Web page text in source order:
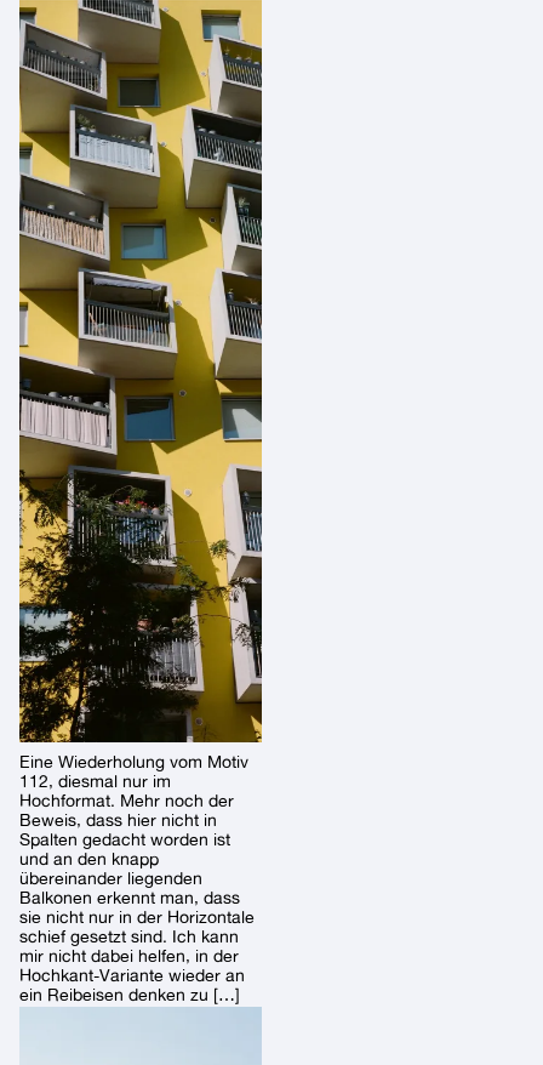
Eine Wiederholung vom Motiv
112, diesmal nur im
Hochformat. Mehr noch der
Beweis, dass hier nicht in
Spalten gedacht worden ist
und an den knapp
übereinander liegenden
Balkonen erkennt man, dass
sie nicht nur in der Horizontale
schief gesetzt sind. Ich kann
mir nicht dabei helfen, in der
Hochkant-Variante wieder an
ein Reibeisen denken zu […]